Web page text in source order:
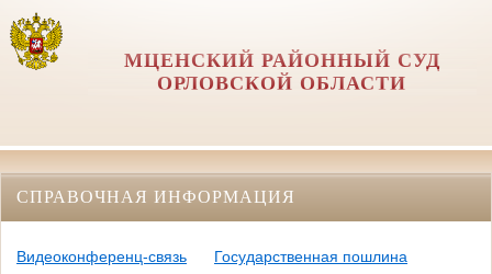
МЦЕНСКИЙ РАЙОННЫЙ СУД
ОРЛОВCКОЙ ОБЛАСТИ
СПРАВОЧНАЯ ИНФОРМАЦИЯ
Видеоконференц-связь
Государственная пошлина